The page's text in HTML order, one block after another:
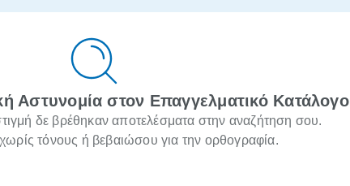
Αστυνομία στον Επαγγελματικό Κατάλογο
δε βρέθηκαν αποτελέσματα στην αναζήτηση σου.
τόνους ή βεβαιώσου για την ορθογραφία.